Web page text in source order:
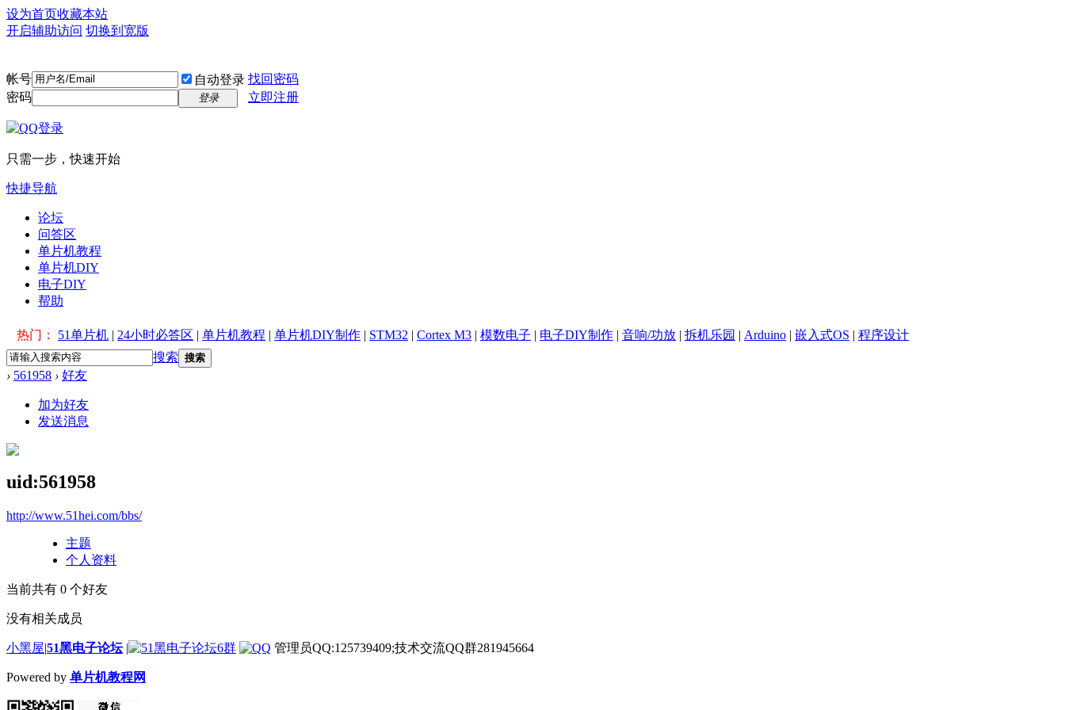
设为首页收藏本站
开启辅助访问 切换到宽版
帐号 自动登录 找回密码
密码
登录 立即注册
只需一步，快速开始
快捷导航
论坛
问答区
单片机教程
单片机DIY
电子DIY
帮助
热门： 51单片机 | 24小时必答区 | 单片机教程 | 单片机DIY制作 | STM32 | Cortex M3 | 模数电子 | 电子DIY制作 | 音响/功放 | 拆机乐园 | Arduino | 嵌入式OS | 程序设计
搜索 搜索
› 561958 › 好友
加为好友
发送消息
uid:561958
http://www.51hei.com/bbs/
主题
个人资料
当前共有 0 个好友
没有相关成员
小黑屋|51黑电子论坛 | 管理员QQ:125739409;技术交流QQ群281945664
Powered by 单片机教程网